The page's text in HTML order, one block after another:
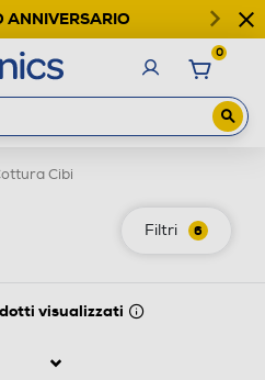
ANNIVERSARIO
0
Cibi
Filtri 6
visualizzati